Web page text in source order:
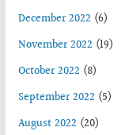
December 2022 (6)
November 2022 (19)
October 2022 (8)
September 2022 (5)
August 2022 (20)